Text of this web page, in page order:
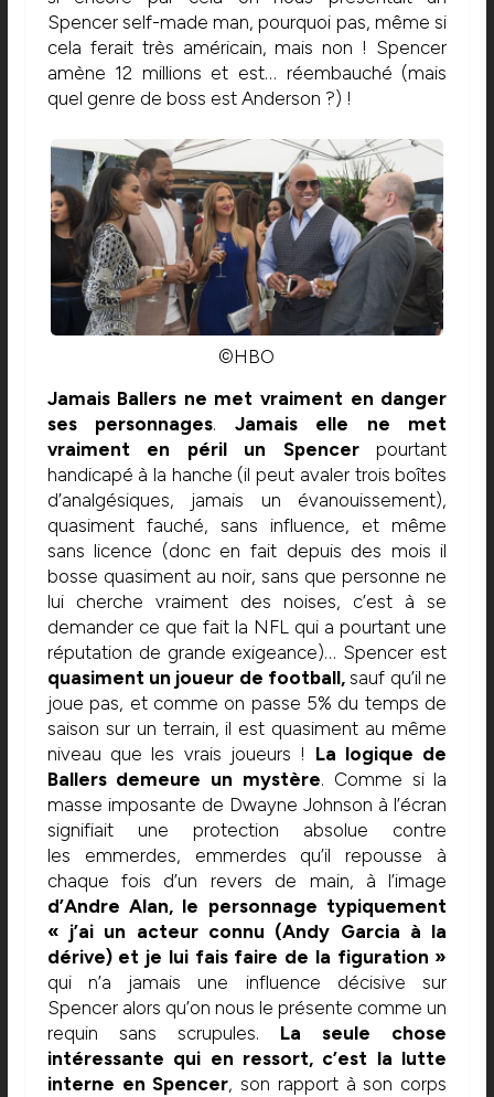
Spencer self-made man, pourquoi pas, même si
cela ferait très américain, mais non ! Spencer
amène 12 millions et est… réembauché (mais
quel genre de boss est Anderson ?) !
©HBO
Jamais Ballers ne met vraiment en danger
ses personnages. Jamais elle ne met
vraiment en péril un Spencerpourtant
handicapé à la hanche (il peut avaler trois boîtes
d’analgésiques, jamais un évanouissement),
quasiment fauché, sans influence, et même
sans licence (donc en fait depuis des mois il
bosse quasiment au noir, sans que personne ne
lui cherche vraiment des noises, c’est à se
demander ce que fait la NFL qui a pourtant une
réputation de grande exigeance)… Spencer est
quasiment un joueur de football, sauf qu’il ne
joue pas, et comme on passe 5% du temps de
saison sur un terrain, il est quasiment au même
niveau que les vrais joueurs ! La logique de
Ballers demeure un mystère. Comme si la
masse imposante de Dwayne Johnson à l’écran
signifiait une protection absolue contre
les emmerdes, emmerdes qu’il repousse à
chaque fois d’un revers de main, à l’image
d’Andre Alan, le personnage typiquement
« j’ai un acteur connu (Andy Garcia à la
dérive) et je lui fais faire de la figuration »
qui n’a jamais une influence décisive sur
Spencer alors qu’on nous le présente comme un
requin sans scrupules. La seule chose
intéressante qui en ressort, c’est la lutte
interne en Spencer, son rapport à son corps